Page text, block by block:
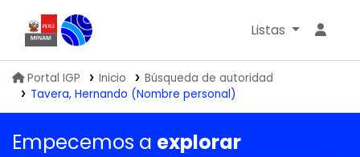
Biblioteca IGP
Listas
Portal IGP Inicio
Búsqueda de autoridad
Tavera, Hernando (Nombre personal)
Empecemos a explorar